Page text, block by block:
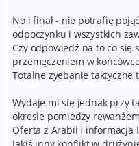
No i finał - nie potrafię
odpoczynku i wszystkich
Czy odpowiedź na to co się
przemęczeniem w
Totalne zyebanie taktyczne
Wydaje mi się jednak przy
okresie pomiedzy
Oferta z Arabii i informacja